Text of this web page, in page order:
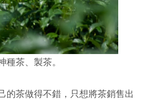
茶、製茶。
的茶做得不錯，只想將茶銷售出